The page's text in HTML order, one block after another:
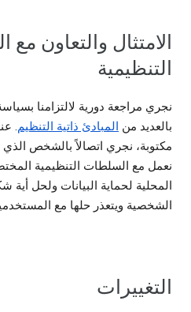
الامتثال والتعاون
التنظيمية
نجري مراجعة دورية لالتزامنا
بالعديد من المبادئ ذاتية التنظيم.
مكتوبة، نجري اتصالاً بالشخص الذي
نعمل مع السلطات التنظيمية
المحلية لحماية البيانات ولحل أية
الشخصية ويتعذر حلها مع
التغييرات